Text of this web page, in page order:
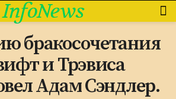
InfoNews
бракосочетания
и Трэвиса
Адам Сэндлер.